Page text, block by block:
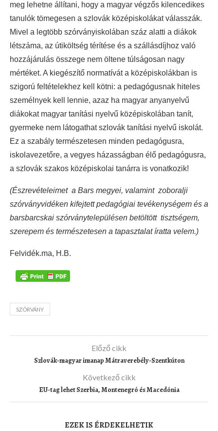
meg lehetne állítani, hogy a magyar végzős kilencedikes
tanulók tömegesen a szlovák középiskolákat válasszák.
Mivel a legtöbb szórványiskolában száz alatti a diákok
létszáma, az útiköltség térítése és a szállásdíjhoz való
hozzájárulás összege nem öltene túlságosan nagy
mértéket. A kiegészítő normatívát a középiskolákban is
szigorú feltételekhez kell kötni: a pedagógusnak hiteles
személnyek kell lennie, azaz ha magyar anyanyelvű
diákokat magyar tanítási nyelvű középiskolában tanít,
gyermeke nem látogathat szlovák tanítási nyelvű iskolát.
Ez a szabály természetesen minden pedagógusra,
iskolavezetőre, a vegyes házasságban élő pedagógusra,
a szlovák szakos középiskolai tanárra is vonatkozik!
(Észrevételeimet a Bars megyei, valamint zoboralji
szórványvidéken kifejtett pedagógiai tevékenységem és a
barsbarcskai szórványtelepülésen betöltött tisztségem,
szerepem és természetesen a tapasztalat íratta velem.)
Felvidék.ma, H.B.
SZÓRVÁNY
Előző cikk
Szlovák-magyar imanap Mátraverebély-Szentkúton
Következő cikk
EU-tag lehet Szerbia, Montenegró és Macedónia
EZEK IS ÉRDEKELHETIK